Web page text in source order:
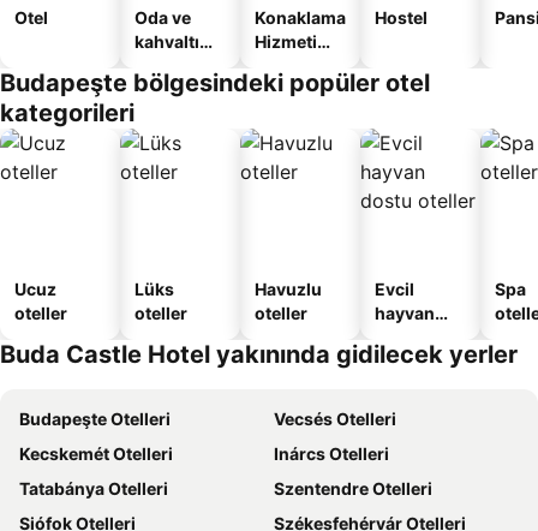
Otel
Oda ve
kahvaltı
oteller
Konaklama
Hizmeti
Apart
Hostel
Budapeşte bölgesindeki popüler otel
kategorileri
Ucuz
oteller
Lüks
oteller
Havuzlu
oteller
Evcil
hayvan
oteller
Spa
Buda Castle Hotel yakınında gidilecek yerler
Budapeşte Otelleri
Vecsés Otelleri
Kecskemét Otelleri
Inárcs Otelleri
Tatabánya Otelleri
Szentendre Otelleri
Siófok Otelleri
Székesfehérvár Otelleri